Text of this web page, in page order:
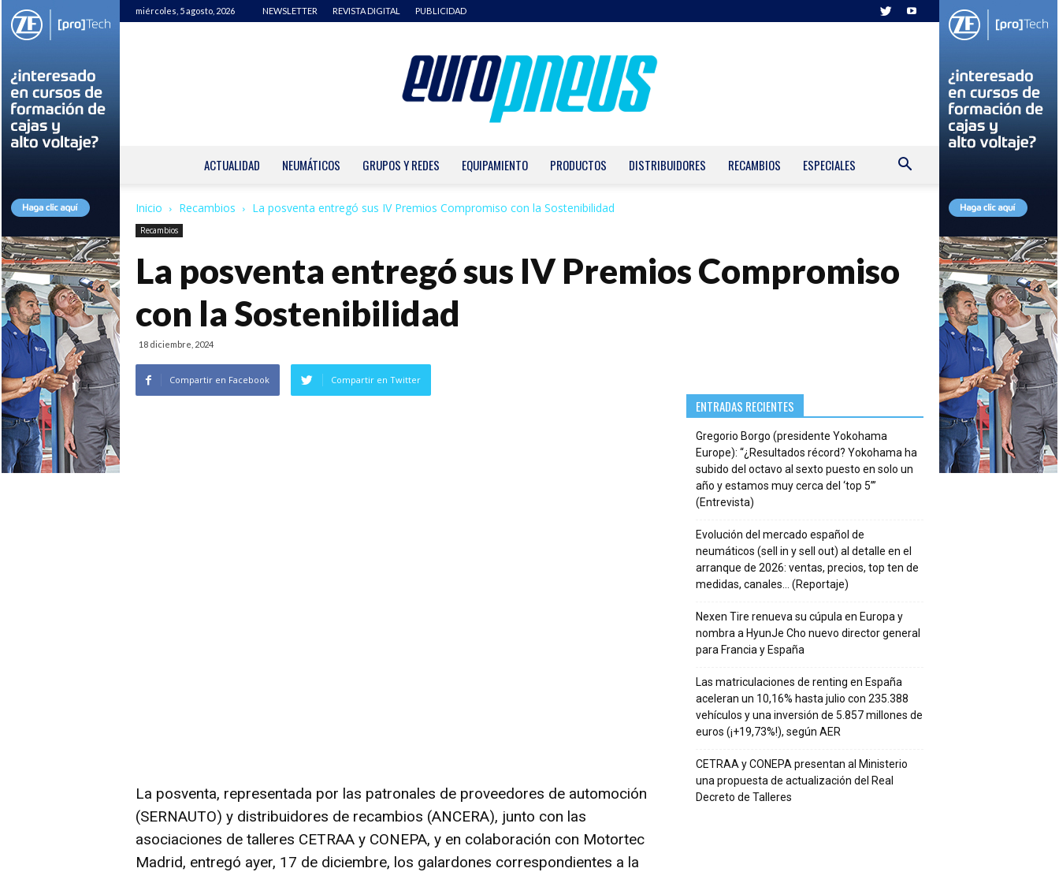
miércoles, 5 agosto, 2026 NEWSLETTER REVISTA DIGITAL PUBLICIDAD
ACTUALIDAD NEUMÁTICOS GRUPOS Y REDES EQUIPAMIENTO PRODUCTOS DISTRIBUIDORES RECAMBIOS ESPECIALES
Inicio Recambios La posventa entregó sus IV Premios Compromiso con la Sostenibilidad
Recambios
La posventa entregó sus IV Premios Compromiso
con la Sostenibilidad
18 diciembre, 2024
Compartir en Facebook Compartir en Twitter
La posventa, representada por las patronales de proveedores de automoción
(SERNAUTO) y distribuidores de recambios (ANCERA), junto con las
asociaciones de talleres CETRAA y CONEPA, y en colaboración con Motortec
Madrid, entregó ayer, 17 de diciembre, los galardones correspondientes a la
ENTRADAS RECIENTES
Gregorio Borgo (presidente Yokohama
Europe): “¿Resultados récord? Yokohama ha
subido del octavo al sexto puesto en solo un
año y estamos muy cerca del ‘top 5’”
(Entrevista)
Evolución del mercado español de
neumáticos (sell in y sell out) al detalle en el
arranque de 2026: ventas, precios, top ten de
medidas, canales… (Reportaje)
Nexen Tire renueva su cúpula en Europa y
nombra a HyunJe Cho nuevo director general
para Francia y España
Las matriculaciones de renting en España
aceleran un 10,16% hasta julio con 235.388
vehículos y una inversión de 5.857 millones de
euros (¡+19,73%!), según AER
CETRAA y CONEPA presentan al Ministerio
una propuesta de actualización del Real
Decreto de Talleres